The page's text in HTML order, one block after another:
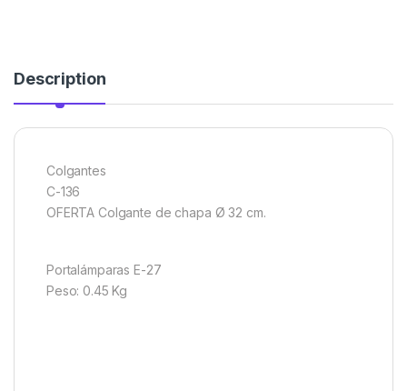
Description
Colgantes
C-136
OFERTA Colgante de chapa Ø 32 cm.
Portalámparas E-27
Peso: 0.45 Kg